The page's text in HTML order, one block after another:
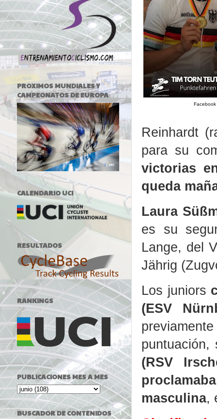
Reinhardt
para su
victorias
queda
Laura
es su
Lange, del
Jährig
Los juniors
(ESV
(RSV
masculina,
PROXIMOS MUNDIALES Y
CAMPEONATOS DE EUROPA
CALENDARIO UCI
RESULTADOS
RANKINGS
PUBLICACIONES MES A MES
BUSCADOR DE CONTENIDOS